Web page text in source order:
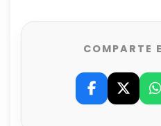
COMPARTE